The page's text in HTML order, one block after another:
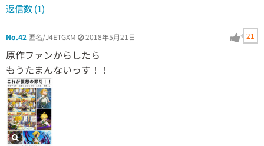
返信数 (1)
No.42 匿名/J4ETGXM 2018年5月21日 21
原作ファンからしたら
もうたまんないっす！！